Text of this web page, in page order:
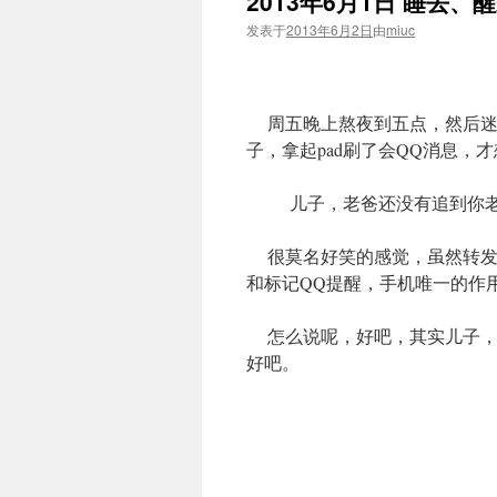
发表于2013年6月2日由miuc
周五晚上熬夜到五点，然后
子，拿起pad刷了会QQ消息，
儿子，老爸还没有追到你老
很莫名好笑的感觉，虽然转
和标记QQ提醒，手机唯一的作
怎么说呢，好吧，其实儿子
好吧。